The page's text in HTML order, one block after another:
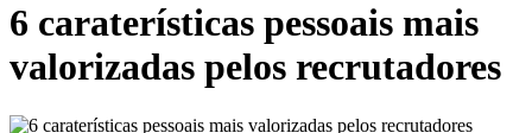
6 caraterísticas pessoais mais
valorizadas pelos recrutadores